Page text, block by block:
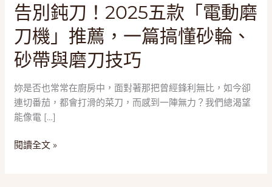
告別鈍刀！2025五款「電動磨
刀機」推薦，一篇搞懂砂輪、
砂帶與磨刀技巧
妳是否也常常在廚房中，面對著那把曾經鋒利無比，如今卻
連切番茄，都會打滑的菜刀，而感到一陣無力？我們總渴望
能像電 […]
告
別
鈍
刀！
2025
款
「電
動
磨
刀
閱讀全文 »